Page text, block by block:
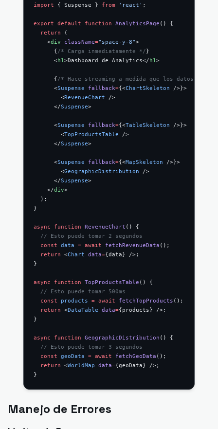
import { Suspense } from 'react' ;
export default function AnalyticsPage () {
  return
(
    <
div className="space-y-8">
      {
/* Carga inmediatamente */}
      <
h1>Dashboard de Analytics</ h1>
      {
/* Hace streaming a medida que los datos
      <
Suspense fallback={<ChartSkeleton />}>
        <
RevenueChart />
      </
Suspense>
      <
Suspense fallback={<TableSkeleton />}>
        <
TopProductsTable />
      </
Suspense>
      <
Suspense fallback={<MapSkeleton />}>
        <
GeographicDistribution />
      </
Suspense>
    </
div>
  );
}
async function RevenueChart () {
  // Esto puede tomar 2 segundos
  const
data = await fetchRevenueData ();
  return
<Chart data={data} />;
}
async function TopProductsTable () {
  // Esto puede tomar 500ms
  const
products = await fetchTopProducts ();
  return
<DataTable data={products} />;
}
async function GeographicDistribution () {
  // Esto puede tomar 3 segundos
  const
geoData = await fetchGeoData ();
  return
<WorldMap data={geoData} />;
}
Manejo de Errores